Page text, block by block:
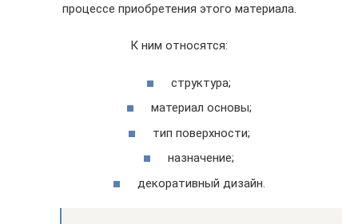
процессе приобретения этого материала.
К ним относятся:
структура;
материал основы;
тип поверхности;
назначение;
декоративный дизайн.